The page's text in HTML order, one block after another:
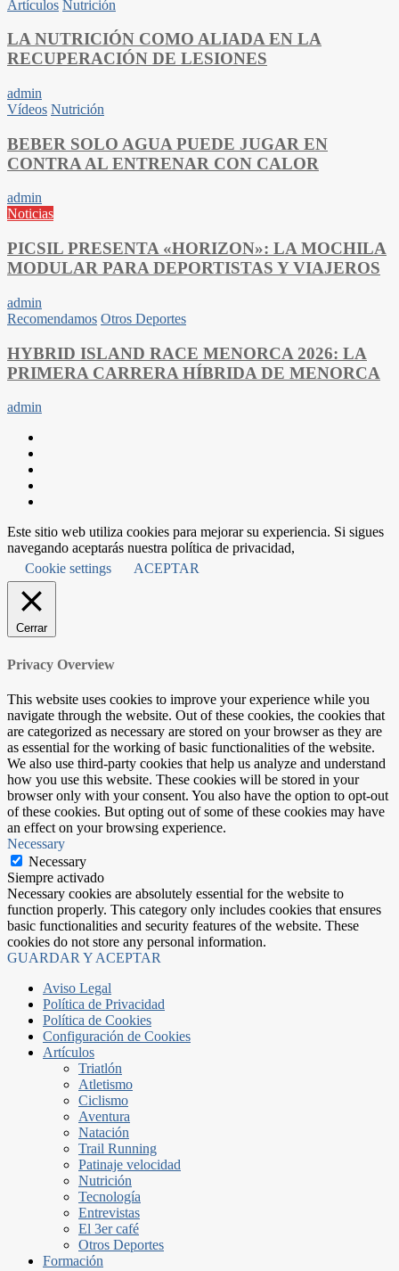
Artículos Nutrición
LA NUTRICIÓN COMO ALIADA EN LA
RECUPERACIÓN DE LESIONES
admin
Vídeos Nutrición
BEBER SOLO AGUA PUEDE JUGAR EN
CONTRA AL ENTRENAR CON CALOR
admin
Noticias
PICSIL PRESENTA «HORIZON»: LA MOCHILA
MODULAR PARA DEPORTISTAS Y VIAJEROS
admin
Recomendamos Otros Deportes
HYBRID ISLAND RACE MENORCA 2026: LA
PRIMERA CARRERA HÍBRIDA DE MENORCA
admin
Este sitio web utiliza cookies para mejorar su experiencia. Si sigues
navegando aceptarás nuestra política de privacidad,
Cookie settings
ACEPTAR
Cerrar
Privacy Overview
This website uses cookies to improve your experience while you
navigate through the website. Out of these cookies, the cookies that
are categorized as necessary are stored on your browser as they are
as essential for the working of basic functionalities of the website.
We also use third-party cookies that help us analyze and understand
how you use this website. These cookies will be stored in your
browser only with your consent. You also have the option to opt-out
of these cookies. But opting out of some of these cookies may have
an effect on your browsing experience.
Necessary
Necessary
Siempre activado
Necessary cookies are absolutely essential for the website to
function properly. This category only includes cookies that ensures
basic functionalities and security features of the website. These
cookies do not store any personal information.
GUARDAR Y ACEPTAR
Aviso Legal
Política de Privacidad
Política de Cookies
Configuración de Cookies
Artículos
Triatlón
Atletismo
Ciclismo
Aventura
Natación
Trail Running
Patinaje velocidad
Nutrición
Tecnología
Entrevistas
El 3er café
Otros Deportes
Formación